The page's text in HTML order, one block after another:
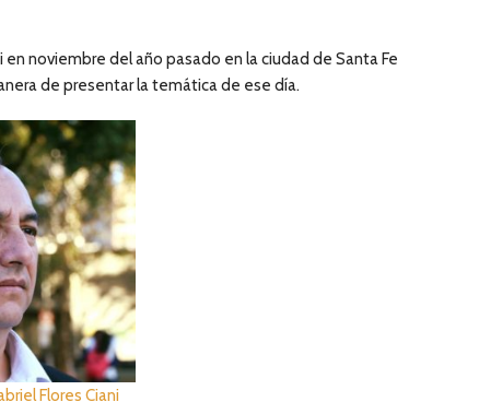
noviembre del año pasado en la ciudad de Santa Fe
de presentar la temática de ese día.
Flores Ciani